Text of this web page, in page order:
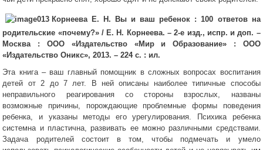
Корнеева Е. Н. Вы и ваш ребенок : 100 ответов на
родительские «почему?» / Е. Н. Корнеева. – 2-е изд., испр. и доп. –
Москва : ООО «Издательство «Мир и Образование» : ООО
«Издательство Оникс», 2013. – 224 с. : ил.
Эта книга – ваш главный помощник в сложных вопросах воспитания
детей от 2 до 7 лет. В ней описаны наиболее типичные способы
неправильного реагирования со стороны взрослых, названы
возможные причины, порождающие проблемные формы поведения
ребенка, и указаны методы его урегулирования. Психика ребенка
системна и пластична, развивать ее можно различными средствами.
Задача родителей состоит в том, чтобы подмечать и умело